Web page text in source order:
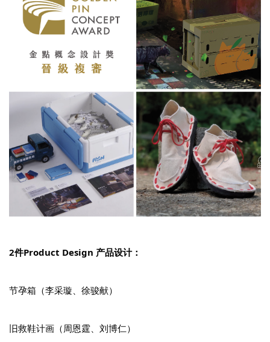
2件Product Design 产品设计：
节孕箱（李采璇、徐骏献）
旧救鞋计画（周恩霆、刘博仁）